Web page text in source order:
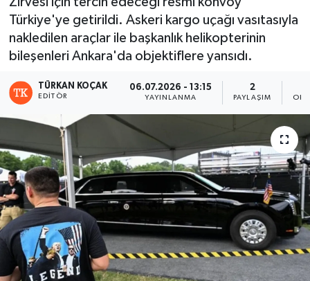
Türkiye'ye getirildi. Askeri kargo uçağı vasıtasıyla
nakledilen araçlar ile başkanlık helikopterinin
bileşenleri Ankara'da objektiflere yansıdı.
TÜRKAN KOÇAK
EDITÖR
06.07.2026 - 13:15
YAYINLANMA
2
PAYLAŞIM